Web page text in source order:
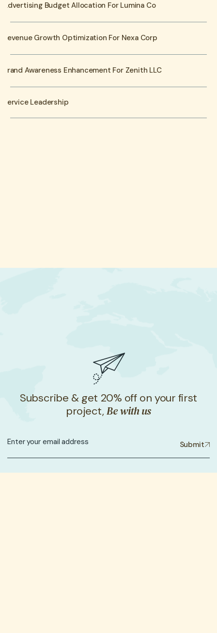
Advertising Budget Allocation For Lumina Co
Revenue Growth Optimization For Nexa Corp
Brand Awareness Enhancement For Zenith LLC
Service Leadership
Subscribe & get 20% off on your first
project,Be with us
Submit